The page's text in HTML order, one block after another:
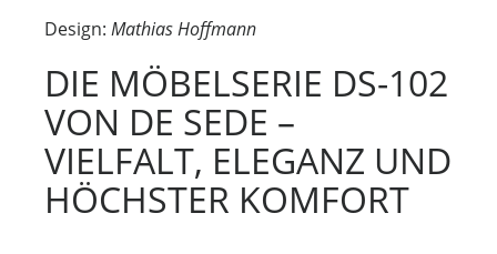
Design: Mathias Hoffmann
DIE MÖBELSERIE DS-102
VON DE SEDE –
VIELFALT, ELEGANZ UND
HÖCHSTER KOMFORT